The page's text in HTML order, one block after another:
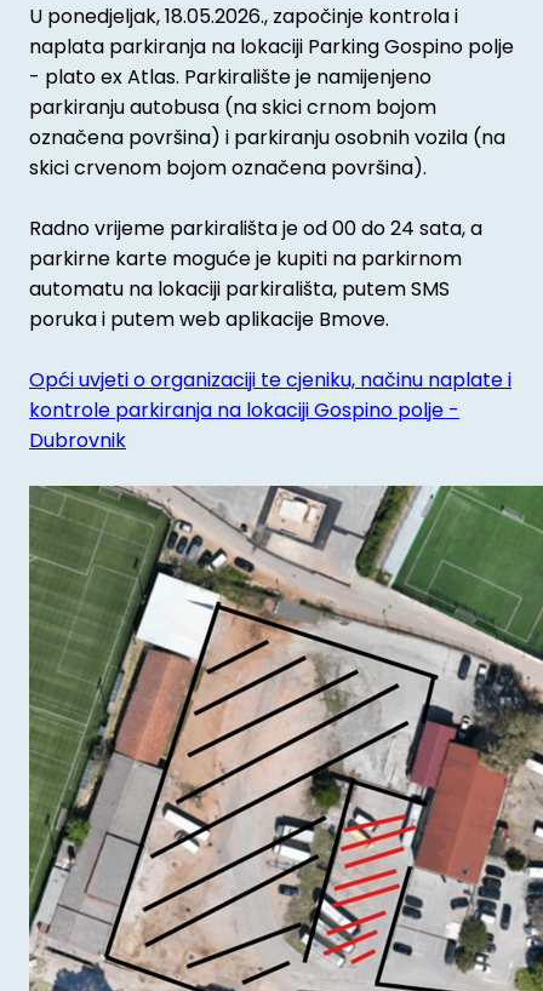
U ponedjeljak, 18.05.2026., započinje kontrola i
naplata parkiranja na lokaciji Parking Gospino polje
- plato ex Atlas. Parkiralište je namijenjeno
parkiranju autobusa (na skici crnom bojom
označena površina) i parkiranju osobnih vozila (na
skici crvenom bojom označena površina).
Radno vrijeme parkirališta je od 00 do 24 sata, a
parkirne karte moguće je kupiti na parkirnom
automatu na lokaciji parkirališta, putem SMS
poruka i putem web aplikacije Bmove.
Opći uvjeti o organizaciji te cjeniku, načinu naplate i
kontrole parkiranja na lokaciji Gospino polje -
Dubrovnik